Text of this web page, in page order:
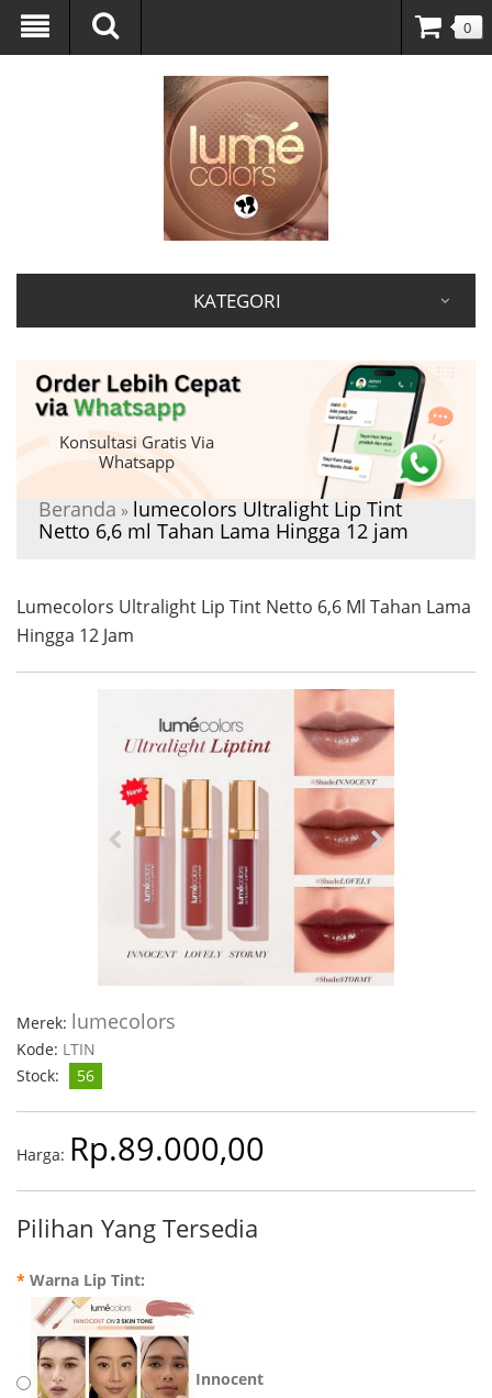
0
KATEGORI
Konsultasi Gratis Via
Whatsapp
Beranda » lumecolors Ultralight Lip Tint
Netto 6,6 ml Tahan Lama Hingga 12 jam
Lumecolors Ultralight Lip Tint Netto 6,6 Ml Tahan Lama
Hingga 12 Jam
Merek: lumecolors
Kode: LTIN
Stock:
56
Harga: Rp.89.000,00
Pilihan Yang Tersedia
* Warna Lip Tint:
Innocent